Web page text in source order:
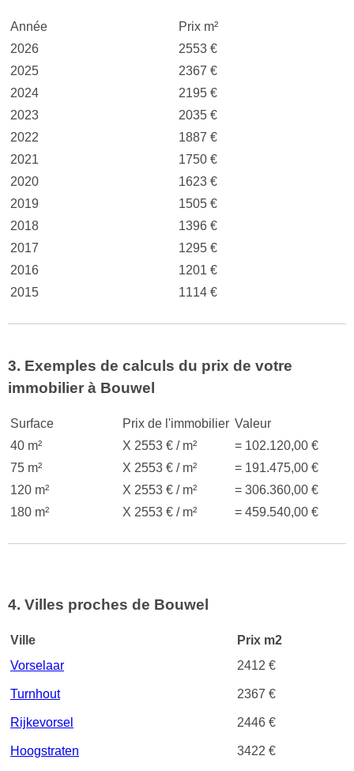
Année
Prix m²
2026
2553 €
2025
2367 €
2024
2195 €
2023
2035 €
2022
1887 €
2021
1750 €
2020
1623 €
2019
1505 €
2018
1396 €
2017
1295 €
2016
1201 €
2015
1114 €
3. Exemples de calculs du prix de votre
immobilier à Bouwel
Surface Prix de l'immobilier Valeur
40 m²
X 2553 € / m²
= 102.120,00 €
75 m²
X 2553 € / m²
= 191.475,00 €
120 m²
X 2553 € / m²
= 306.360,00 €
180 m²
X 2553 € / m² = 459.540,00 €
4. Villes proches de Bouwel
Ville
Prix m2
Vorselaar
2412 €
Turnhout 2367 €
Rijkevorsel 2446 €
Hoogstraten 3422 €